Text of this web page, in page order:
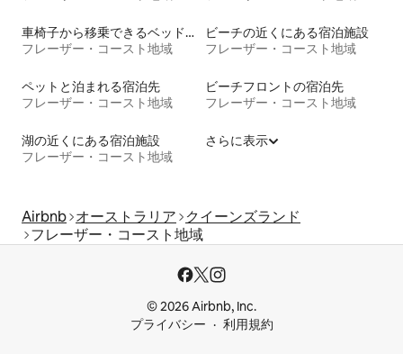
車椅子から移乗できるベッドがある宿泊施設
フレーザー・コースト地域
ビーチの近くにある宿泊施設
フレーザー・コースト地域
ペットと泊まれる宿泊先
フレーザー・コースト地域
ビーチフロントの宿泊先
フレーザー・コースト地域
湖の近くにある宿泊施設
フレーザー・コースト地域
さらに表示
Airbnb オーストラリア
クイーンズランド
フレーザー・コースト地域
© 2026 Airbnb, Inc.
プライバシー
利用規約